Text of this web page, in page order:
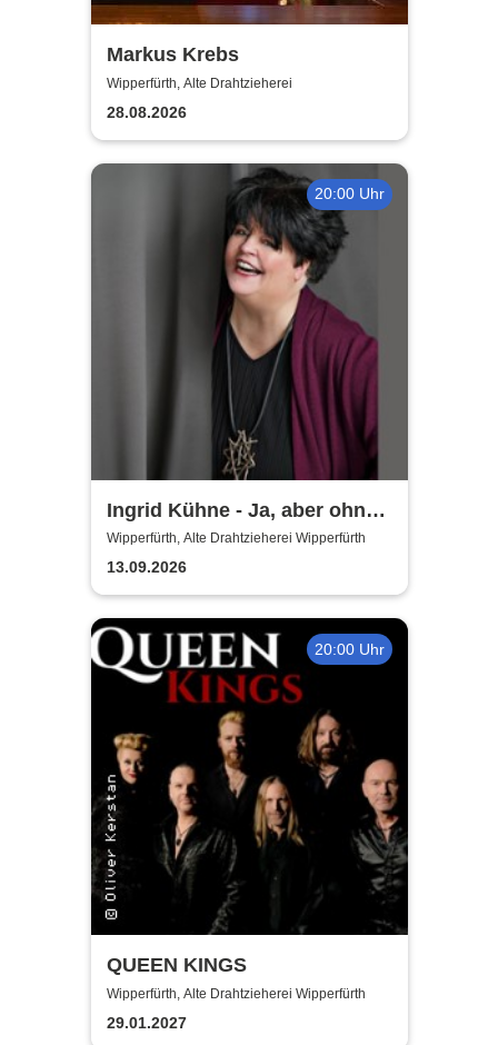
Markus Krebs
Wipperfürth, Alte Drahtzieherei
28.08.2026
20:00 Uhr
Ingrid Kühne - Ja, aber ohne
mich!
Wipperfürth, Alte Drahtzieherei Wipperfürth
13.09.2026
20:00 Uhr
QUEEN KINGS
Wipperfürth, Alte Drahtzieherei Wipperfürth
29.01.2027